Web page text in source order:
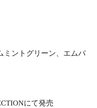
ミントグリーン、エムパ
にて発売